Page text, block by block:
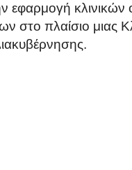
εφαρμογή κλινικών
στο πλαίσιο μιας